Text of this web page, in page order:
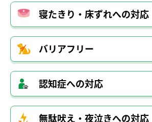
寝たきり・床ずれへの対応
バリアフリー
認知症への対応
無駄吠え・夜泣きへの対応